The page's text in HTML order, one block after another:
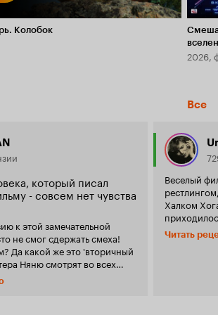
Колобок
2026,
Все
который писал
- совсем нет чувства
к этой замечательной
не смог сдержать смеха!
Да какой же это 'вторичный
Няню смотрят во всех
- фильм
эмоции! Также,
Веселый
Халком
приходилось
хотел
начала
Читать